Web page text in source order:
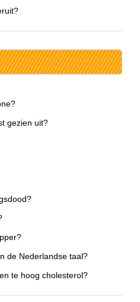
gezien uit?
de Nederlandse taal?
te hoog cholesterol?